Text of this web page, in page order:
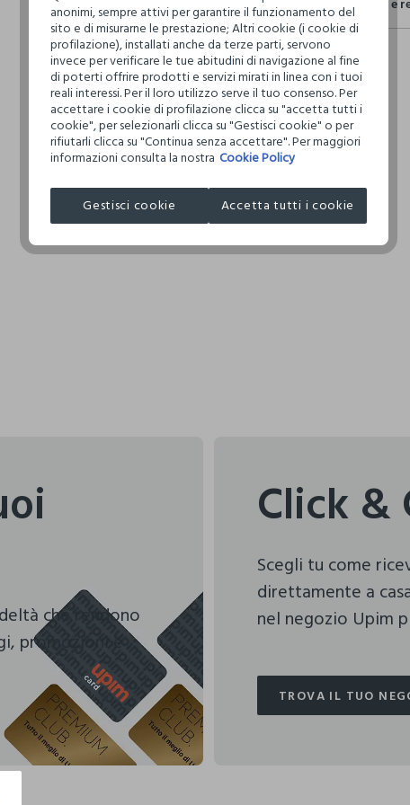
DANNI
Il 100% dei
fisici, per
restrittivi
Clicca qui
I nostri
MADE IN INDIA
Hai fino a
per
che rendono
promozioni e
Click &
Scegli tu come
direttamente a
nel negozio Upim
TROVA IL TUO
TROVA IL TUO
anonimi, sempre attivi per garantire il funzionamento del
sito e di misurarne le prestazione; Altri cookie (i cookie di
profilazione), installati anche da terze parti, servono
invece per verificare le tue abitudini di navigazione al fine
di poterti offrire prodotti e servizi mirati in linea con i tuoi
reali interessi. Per il loro utilizzo serve il tuo consenso. Per
accettare i cookie di profilazione clicca su "accetta tutti i
cookie", per selezionarli clicca su "Gestisci cookie" o per
rifiutarli clicca su "Continua senza accettare". Per maggiori
informazioni consulta la nostra Cookie Policy
Gestisci cookie Accetta tutti i cookie